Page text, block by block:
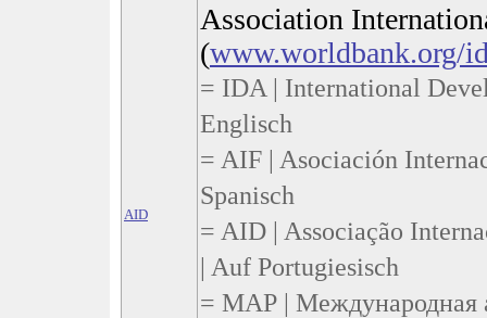
AID
Association
(www.worldbank.org/
= IDA | International
Englisch
= AIF | Asociación
Spanisch
= AID | Associação
| Auf Portugiesisch
= МАР | Международная